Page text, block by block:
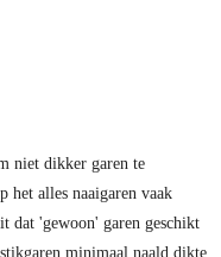
niet dikker garen te
het alles naaigaren vaak
dat 'gewoon' garen geschikt
minimaal naald dikte